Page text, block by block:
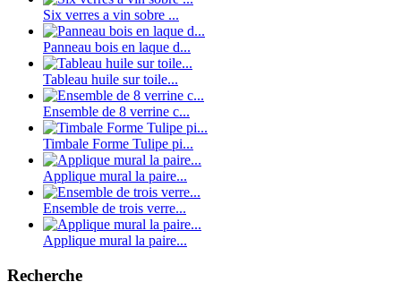
Six verres a vin sobre ...
Panneau bois en laque d...
Tableau huile sur toile...
Ensemble de 8 verrine c...
Timbale Forme Tulipe pi...
Applique mural la paire...
Ensemble de trois verre...
Applique mural la paire...
Recherche